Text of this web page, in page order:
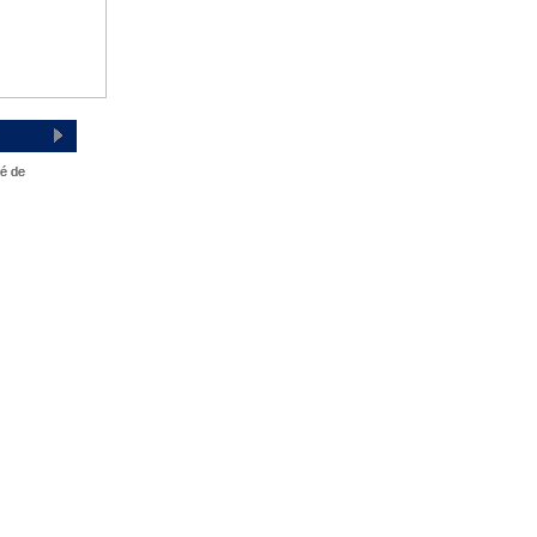
de
la répartition géographique des visiteurs.
dans votre fil d’actualité.